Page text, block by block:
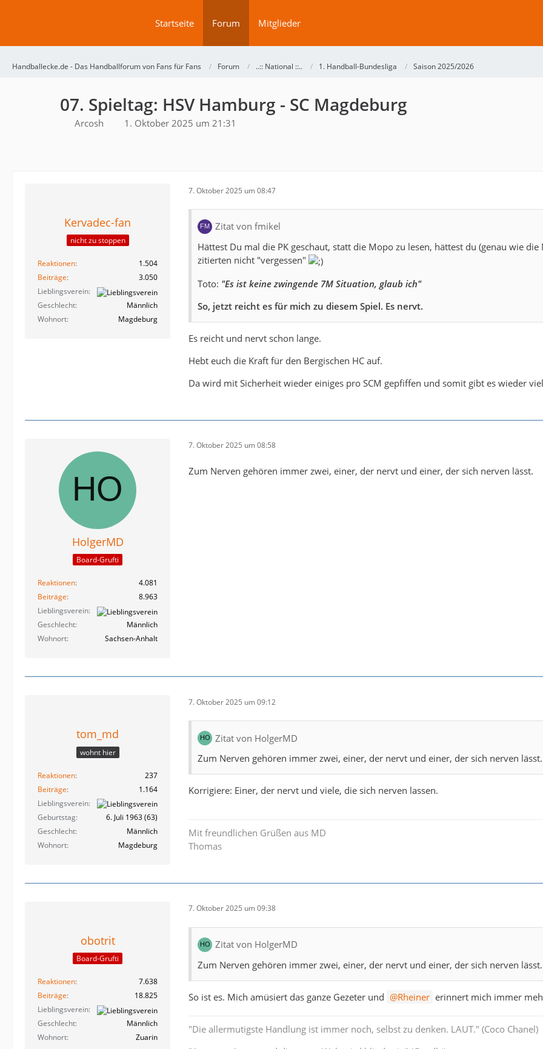
Startseite Forum Mitglieder
Handballecke.de - Das Handballforum von Fans für Fans Forum ..:: National ::.. 1. Handball-Bundesliga Saison 2025/2026
07. Spieltag: HSV Hamburg - SC Magdeburg
Arcosh 1. Oktober 2025 um 21:31
Kervadec-fan
nicht zu stoppen
Reaktionen
1.504
Beiträge
3.050
Lieblingsverein
Geschlecht
Männlich
Wohnort
Magdeburg
7. Oktober 2025 um 08:47
Zitat von fmikel
Hättest Du mal die PK geschaut, statt die Mopo zu lesen, hättest du (genau wie
zitierten nicht "vergessen"
Toto: "Es ist keine zwingende 7M Situation, glaub ich"
So, jetzt reicht es für mich zu diesem Spiel. Es nervt.
Es reicht und nervt schon lange.
Hebt euch die Kraft für den Bergischen HC auf.
Da wird mit Sicherheit wieder einiges pro SCM gepfiffen und somit gibt es wieder
HolgerMD
Board-Grufti
Reaktionen
4.081
Beiträge
8.963
Lieblingsverein
Geschlecht
Männlich
Wohnort
Sachsen-Anhalt
7. Oktober 2025 um 08:58
Zum Nerven gehören immer zwei, einer, der nervt und einer, der sich nerven lässt.
tom_md
wohnt hier
Reaktionen
237
Beiträge
1.164
Lieblingsverein
Geburtstag
6. Juli 1963 (63)
Geschlecht
Männlich
Wohnort
Magdeburg
7. Oktober 2025 um 09:12
Zitat von HolgerMD
Zum Nerven gehören immer zwei, einer, der nervt und einer, der sich nerven lässt.
Korrigiere: Einer, der nervt und viele, die sich nerven lassen.
Mit freundlichen Grüßen aus MD
Thomas
obotrit
Board-Grufti
Reaktionen
7.638
Beiträge
18.825
Lieblingsverein
Geschlecht
Männlich
Wohnort
Zuarin
7. Oktober 2025 um 09:38
Zitat von HolgerMD
Zum Nerven gehören immer zwei, einer, der nervt und einer, der sich nerven lässt.
So ist es. Mich amüsiert das ganze Gezeter und Rheiner erinnert mich immer
"Die allermutigste Handlung ist immer noch, selbst zu denken. LAUT." (Coco Chanel)